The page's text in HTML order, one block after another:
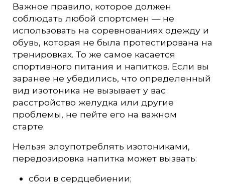
Важное правило, которое должен
соблюдать любой спортсмен — не
использовать на соревнованиях одежду и
обувь, которая не была протестирована на
тренировках. То же самое касается
спортивного питания и напитков. Если вы
заранее не убедились, что определенный
вид изотоника не вызывает у вас
расстройство желудка или другие
проблемы, не пейте его на важном
старте.
Нельзя злоупотреблять изотониками,
передозировка напитка может вызвать:
сбои в сердцебиении;